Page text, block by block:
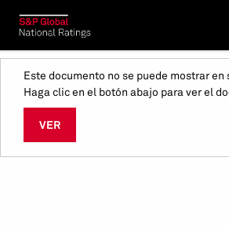
Este documento no se puede mostrar en
Haga clic en el botón abajo para ver el
VER